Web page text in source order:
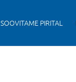
SOOVITAME PIRITAL